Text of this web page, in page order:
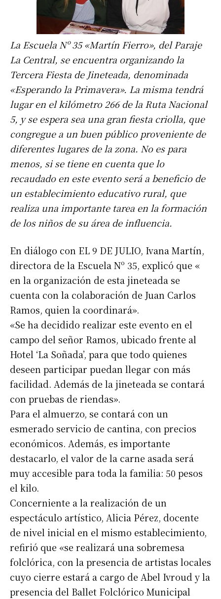
La Escuela Nº 35 «Martín Fierro», del Paraje
La Central, se encuentra organizando la
Tercera Fiesta de Jineteada, denominada
«Esperando la Primavera». La misma tendrá
lugar en el kilómetro 266 de la Ruta Nacional
5, y se espera sea una gran fiesta criolla, que
congregue a un buen público proveniente de
diferentes lugares de la zona. No es para
menos, si se tiene en cuenta que lo
recaudado en este evento será a beneficio de
un establecimiento educativo rural, que
realiza una importante tarea en la formación
de los niños de su área de influencia.
En diálogo con EL 9 DE JULIO, Ivana Martín,
directora de la Escuela Nº 35, explicó que «
en la organización de esta jineteada se
cuenta con la colaboración de Juan Carlos
Ramos, quien la coordinará».
«Se ha decidido realizar este evento en el
campo del señor Ramos, ubicado frente al
Hotel ‘La Soñada’, para que todo quienes
deseen participar puedan llegar con más
facilidad. Además de la jineteada se contará
con pruebas de riendas».
Para el almuerzo, se contará con un
esmerado servicio de cantina, con precios
económicos. Además, es importante
destacarlo, el valor de la carne asada será
muy accesible para toda la familia: 50 pesos
el kilo.
Concerniente a la realización de un
espectáculo artístico, Alicia Pérez, docente
de nivel inicial en el mismo establecimiento,
refirió que «se realizará una sobremesa
folclórica, con la presencia de artistas locales
cuyo cierre estará a cargo de Abel Ivroud y la
presencia del Ballet Folclórico Municipal